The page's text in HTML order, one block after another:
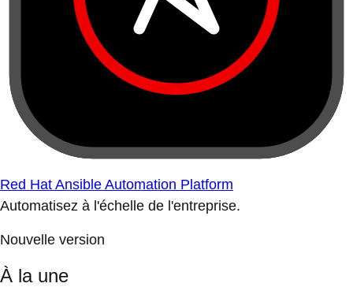
Red Hat Ansible Automation Platform
Automatisez à l'échelle de l'entreprise.
Nouvelle version
À la une